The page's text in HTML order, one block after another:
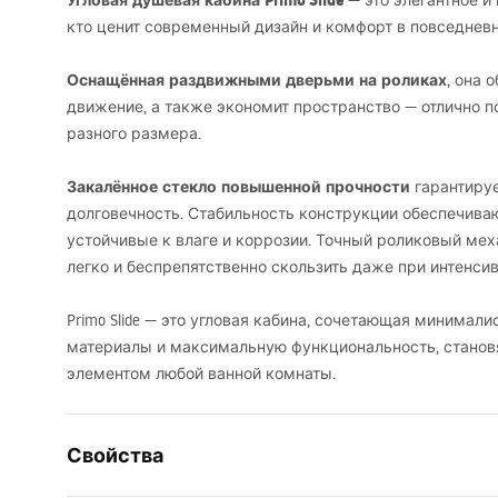
кто ценит современный дизайн и комфорт в
Оснащённая раздвижными дверьми на роликах, она
движение, а также экономит пространство — отлично
разного размера.
Закалённое стекло повышенной прочности
долговечность. Стабильность конструкции
устойчивые к влаге и коррозии. Точный роликовый
легко и беспрепятственно скользить даже при
Primo Slide — это угловая кабина, сочетающая
материалы и максимальную функциональность,
элементом любой ванной комнаты.
Свойства